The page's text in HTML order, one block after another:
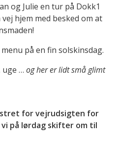
og Julie en tur på Dokk1
hjem med besked om at
på en fin solskinsdag.
uge … og her er lidt små glimt
for vejrudsigten for
på lørdag skifter om til